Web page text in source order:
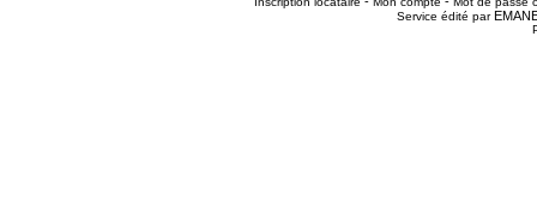
Service édité par